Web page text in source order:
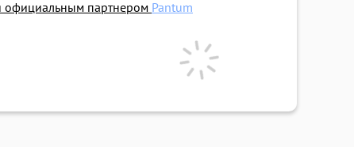
официальным партнером Pantum